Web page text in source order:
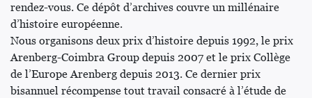
rendez-vous. Ce dépôt d’archives couvre un millénaire
d’histoire européenne.
Nous organisons deux prix d’histoire depuis 1992, le prix
Arenberg-Coimbra Group depuis 2007 et le prix Collège
de l’Europe Arenberg depuis 2013. Ce dernier prix
bisannuel récompense tout travail consacré à l’étude de